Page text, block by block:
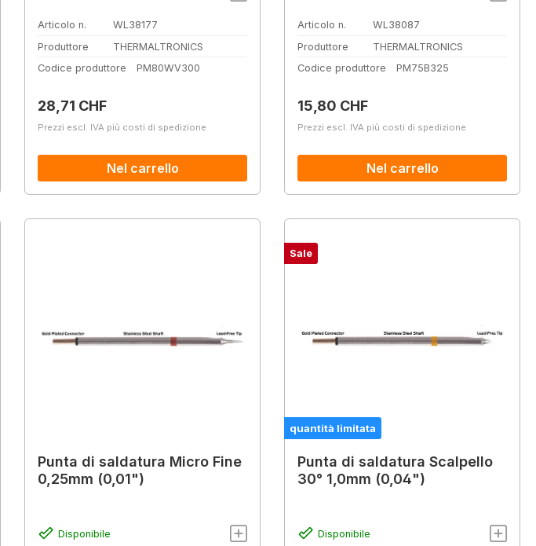
Articolo n.
WL38177
Produttore
THERMALTRONICS
Codice produttore
PM80WV300
Prezzo normale:
28,71 CHF
Prezzi escl. IVA più costi di spedizione
Nel carrello
Articolo n.
WL38087
Produttore
THERMALTRONICS
Codice produttore
PM75B325
Prezzo normale:
15,80 CHF
Prezzi escl. IVA più costi di spedizione
Nel carrello
Punta di saldatura Micro Fine
0,25mm (0,01")
Disponibile
Sale
quantità limitata
Punta di saldatura Scalpello
30° 1,0mm (0,04")
Disponibile